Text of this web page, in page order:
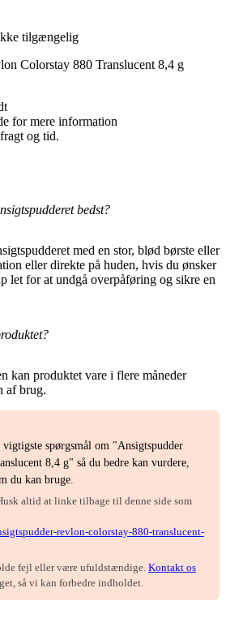
tilgængelig
Colorstay 880 Translucent 8,4 g
for mere information
og tid.
bedst?
med en stor, blød børste eller
eller direkte på huden, hvis du ønsker
let for at undgå overpåføring og sikre en
kan produktet vare i flere måneder
af brug.
spørgsmål om "Ansigtspudder
8,4 g" så du bedre kan vurdere,
du kan bruge.
altid at linke tilbage til denne side som
revlon-colorstay-880-translucent-
fejl eller være ufuldstændige. Kontakt os
så vi kan forbedre indholdet.